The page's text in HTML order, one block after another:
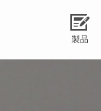
製品